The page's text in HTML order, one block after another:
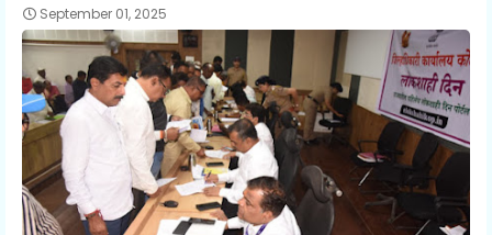
September 01, 2025